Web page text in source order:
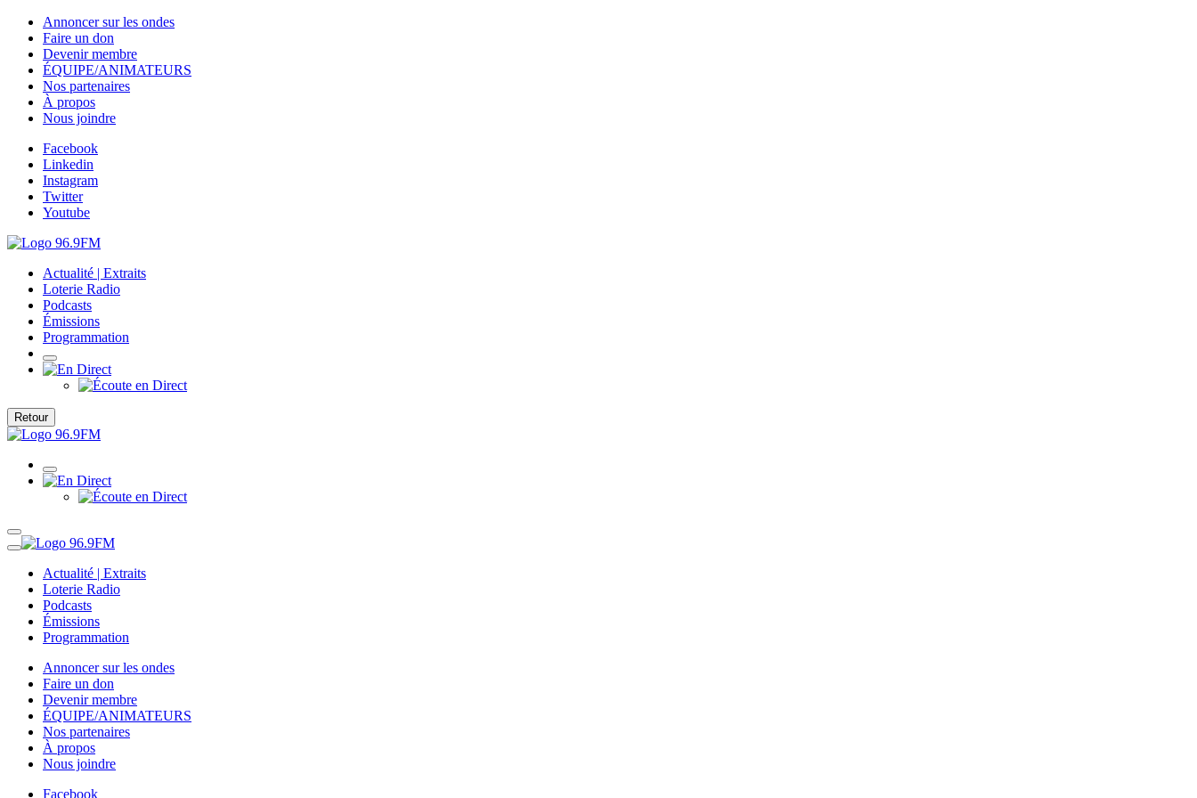
Annoncer sur les ondes
Faire un don
Devenir membre
ÉQUIPE/ANIMATEURS
Nos partenaires
À propos
Nous joindre
Facebook
Linkedin
Instagram
Twitter
Youtube
Actualité | Extraits
Loterie Radio
Podcasts
Émissions
Programmation
Retour
Actualité | Extraits
Loterie Radio
Podcasts
Émissions
Programmation
Annoncer sur les ondes
Faire un don
Devenir membre
ÉQUIPE/ANIMATEURS
Nos partenaires
À propos
Nous joindre
Facebook